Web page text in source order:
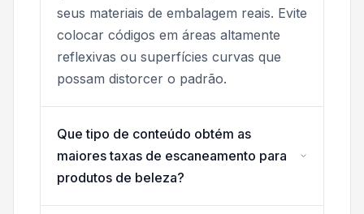
seus materiais de embalagem reais. Evite
colocar códigos em áreas altamente
reflexivas ou superfícies curvas que
possam distorcer o padrão.
Que tipo de conteúdo obtém as
maiores taxas de escaneamento para
produtos de beleza?